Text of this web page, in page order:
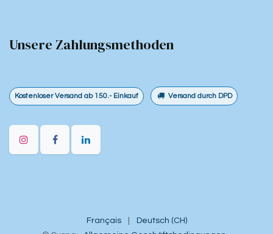
Unsere Zahlungsmethoden
​Kostenloser Versand ab 150.- Einkauf Versand durch DPD
Français Deutsch (CH)